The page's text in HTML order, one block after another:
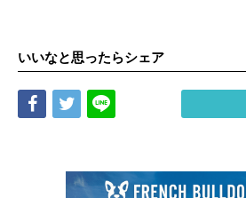
いいなと思ったらシェア
Share Tweet